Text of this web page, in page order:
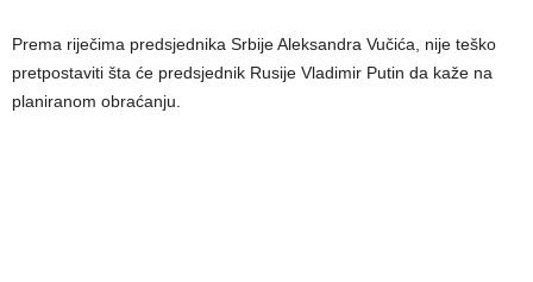
Prema riječima predsjednika Srbije Aleksandra Vučića, nije teško
pretpostaviti šta će predsjednik Rusije Vladimir Putin da kaže na
planiranom obraćanju.